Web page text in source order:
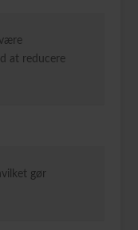
at reducere
gør